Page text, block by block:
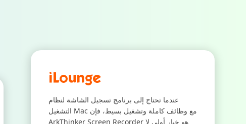
عندما تحتاج إلى برنامج تسجيل الشاشة لنظام
التشغيل Mac مع وظائف كاملة وتشغيل بسيط، فإن
ArkThinker Screen Recorder هو خيار أولي لا